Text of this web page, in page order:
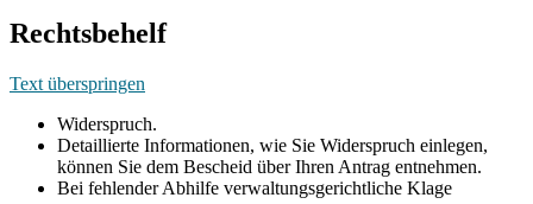
Rechtsbehelf
Text überspringen
Widerspruch.
Detaillierte Informationen, wie Sie Widerspruch einlegen,
können Sie dem Bescheid über Ihren Antrag entnehmen.
Bei fehlender Abhilfe verwaltungsgerichtliche Klage